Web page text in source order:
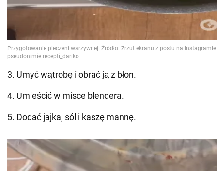
3. Umyć wątrobę i obrać ją z błon.
4. Umieścić w misce blendera.
5. Dodać jajka, sól i kaszę mannę.